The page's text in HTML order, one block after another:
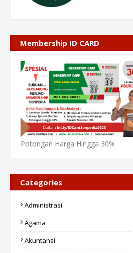
Membership ID CARD
Potongan Harga Hingga 30%
Categories
Administrasi
Agama
Akuntansi